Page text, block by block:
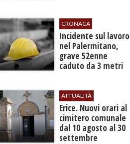
CRONACA
​Incidente sul lavoro
nel Palermitano,
grave 52enne
caduto da 3 metri
ATTUALITÀ
​Erice. Nuovi orari al
cimitero comunale
dal 10 agosto al 30
settembre